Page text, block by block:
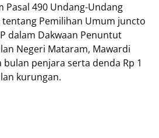
490 Undang-Undang
tentang Pemilihan Umum juncto
dalam Dakwaan Penuntut
Negeri Mataram, Mawardi
penjara serta denda Rp 1
kurungan.